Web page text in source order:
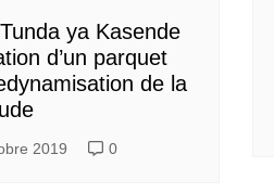
ya Kasende
d’un parquet
de la
2019 0